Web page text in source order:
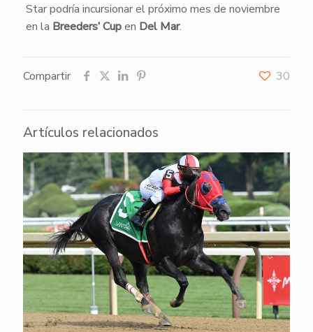
Star podría incursionar el próximo mes de noviembre
en la Breeders’ Cupen Del Mar.
Compartir 30
Artículos relacionados